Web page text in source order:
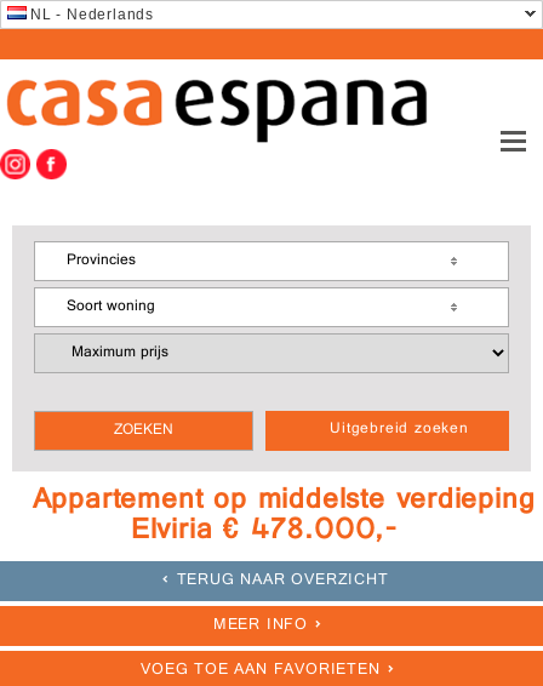
NL - Nederlands
Uitgebreid zoeken
Provincies
Soort woning
Appartement op middelste verdieping
Elviria € 478.000,-
TERUG NAAR OVERZICHT
MEER INFO
VOEG TOE AAN FAVORIETEN